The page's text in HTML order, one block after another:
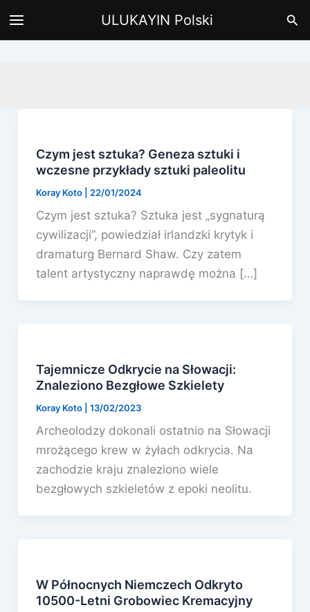
do
ULUKAYIN Polski
Czym jest sztuka? Geneza sztuki i
wczesne przykłady sztuki paleolitu
Koray Koto 22/01/2024
Czym jest sztuka? Sztuka jest „sygnaturą
cywilizacji”, powiedział irlandzki krytyk i
dramaturg Bernard Shaw. Czy zatem
talent artystyczny naprawdę można […]
Tajemnicze Odkrycie na Słowacji:
Znaleziono Bezgłowe Szkielety
Koray Koto 13/02/2023
Archeolodzy dokonali ostatnio na Słowacji
mrożącego krew w żyłach odkrycia. Na
zachodzie kraju znaleziono wiele
bezgłowych szkieletów z epoki neolitu.
W Północnych Niemczech Odkryto
10500-Letni Grobowiec Kremacyjny